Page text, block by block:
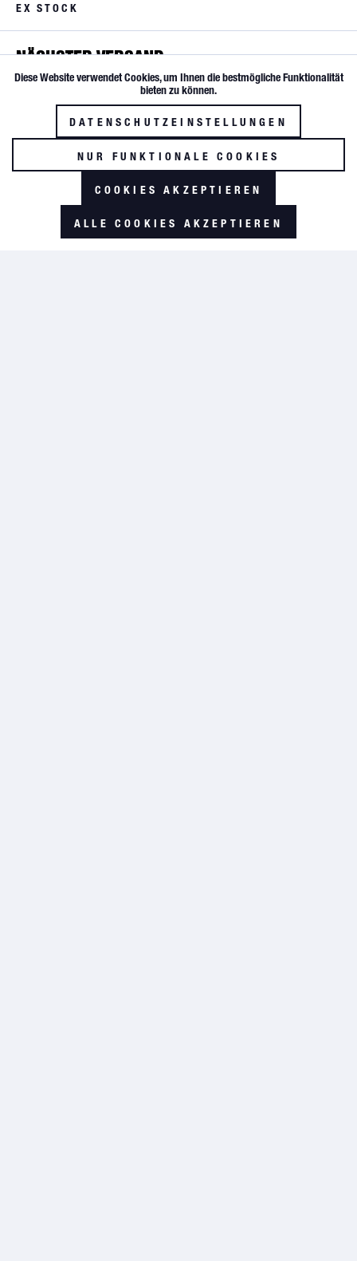
EX STOCK
NÄCHSTER VERSAND
SOFORTVERSAND
Funktionale Aktiv
Inaktiv
Diese Website verwendet Cookies, um Ihnen die bestmögliche Funktionalität
bieten zu können.
DATENSCHUTZEINSTELLUNGEN
NUR FUNKTIONALE COOKIES
AKZEPTIEREN
COOKIES AKZEPTIEREN
ALLE COOKIES AKZEPTIEREN